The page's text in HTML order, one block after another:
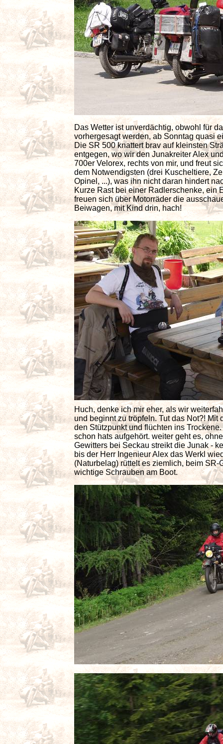
Das Wetter ist unverdächtig, obwohl für
vorhergesagt werden, ab Sonntag quasi
Die SR 500 knattert brav auf kleinsten
entgegen, wo wir den Junakreiter Alex
700er Velorex, rechts von mir, und freut
dem Notwendigsten (drei Kuscheltiere,
Opinel, ...), was ihn nicht daran hindert
Kurze Rast bei einer Radlerschenke, ein
freuen sich über Motorräder die
Beiwagen, mit Kind drin, hach!
Huch, denke ich mir eher, als wir
und beginnt zu tröpfeln. Tut das Not?!
den Stützpunkt und flüchten ins
schon hats aufgehört. weiter geht es,
Gewitters bei Seckau streikt die Junak -
bis der Herr Ingenieur Alex das Werkl
(Naturbelag) rüttelt es ziemlich, beim
wichtige Schrauben am Boot.